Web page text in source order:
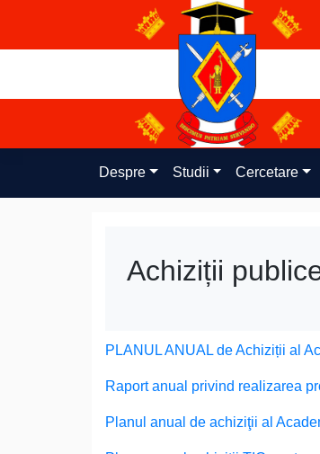
content
Despre Studii Cercetare
Achiziții
PLANUL ANUAL de Achiziții al
Raport anual privind realizarea
Planul anual de achiziţii al